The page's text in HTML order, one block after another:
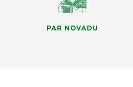
PAR NOVADU